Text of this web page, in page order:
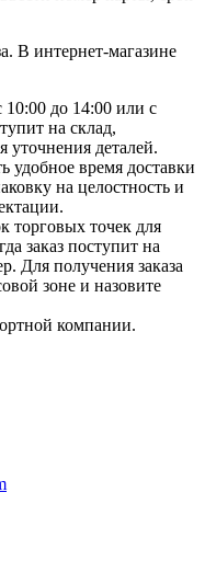
В интернет-магазине
10:00 до 14:00 или с
на склад,
уточнения деталей.
удобное время доставки
на целостность и
торговых точек для
заказ поступит на
Для получения заказа
зоне и назовите
компании.